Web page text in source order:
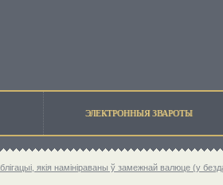
ЭЛЕКТРОННЫЯ ЗВАРОТЫ
якія намініраваны ў замежнай валюце (у